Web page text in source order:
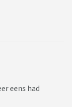
eens had